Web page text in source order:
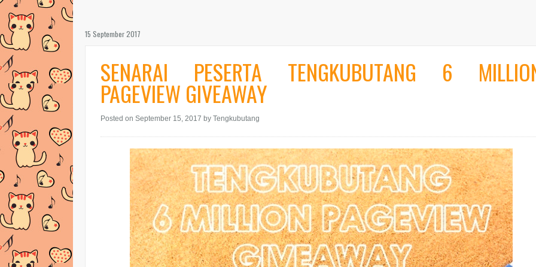
15 September 2017
SENARAI PESERTA TENGKUBUTANG 6
PAGEVIEW GIVEAWAY
Posted on September 15, 2017 by Tengkubutang